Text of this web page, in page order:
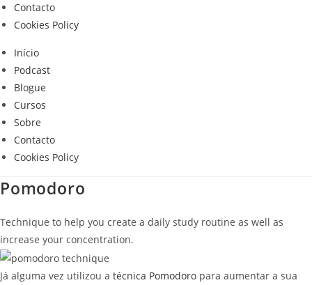
Contacto
Cookies Policy
Início
Podcast
Blogue
Cursos
Sobre
Contacto
Cookies Policy
Pomodoro
Technique to help you create a daily study routine as well as
increase your concentration.
Já alguma vez utilizou a técnica Pomodoro para aumentar a sua